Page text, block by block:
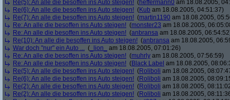
Re(5): An alle die besoffen ins Auto steigen! (heffermann0 am 18.08.2005,
Re(6): An alle die besoffen ins Auto steigen! (Kub am 18.08.2005, 04:51:37)
Re(7): An alle die besoffen ins Auto steigen! (martin1190 am 18.08.2005,
Re: An alle die besoffen ins Auto steigen! (monster23 am 18.08.2005,
Re: An alle die besoffen ins Auto steigen! (anbransa am 18.08.2005,
Re(10): An alle die besoffen ins Auto steigen! (anbransa am 18.08.2005,
War doch "nur" ein Auto ... ( _lion_
am 18.08.2005, 07:01:26)
Re: An alle die besoffen ins Auto steigen! (muhrly am 18.08.2005, 07:56:59)
Re: An alle die besoffen ins Auto steigen! (Black Label am 18.08.2005,
Re(5): An alle die besoffen ins Auto steigen! (Roliboli am 18.08.2005,
Re(6): An alle die besoffen ins Auto steigen! (Roliboli am 18.08.2005,
Re(2): An alle die besoffen ins Auto steigen! (Roliboli am 18.08.2005,
Re(2): An alle die besoffen ins Auto steigen! (Roliboli am 18.08.2005,